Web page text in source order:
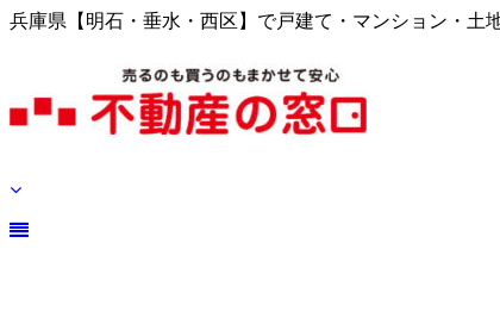
兵庫県【明石・垂水・西区】で戸建て・マンション・土